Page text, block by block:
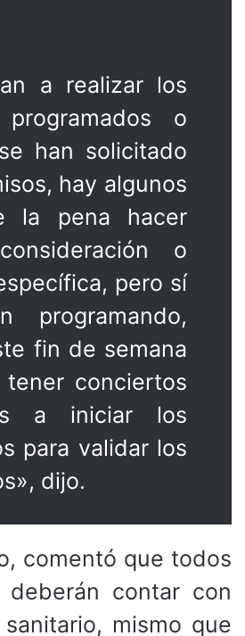
a realizar los
o
han solicitado
hay algunos
la pena hacer
o
pero sí
programando,
fin de semana
conciertos
a iniciar los
para validar los
dijo.
comentó que todos
deberán contar con
mismo que